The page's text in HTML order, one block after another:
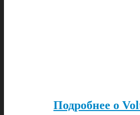
Подробнее о